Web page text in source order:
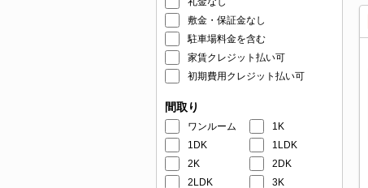
敷金・保証金なし
駐車場料金を含む
家賃クレジット払い可
初期費用クレジット払い可
間取り
ワンルーム
1K
1DK
1LDK
2K
2DK
2LDK
3K